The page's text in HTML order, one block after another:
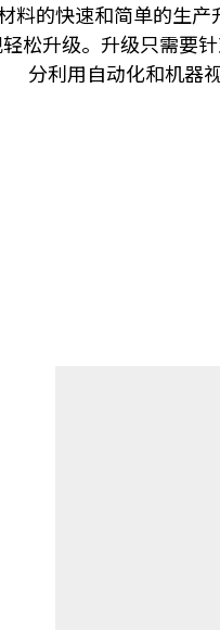
料的快速和简单的生
松升级。升级只需要
分利用自动化和机器